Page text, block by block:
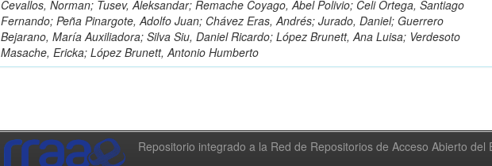
Cevallos, Norman; Tusev, Aleksandar; Remache Coyago, Abel Polivio; Celi Ortega, Santiago
Fernando; Peña Pinargote, Adolfo Juan; Chávez Eras, Andrés; Jurado, Daniel; Guerrero
Bejarano, María Auxiliadora; Silva Siu, Daniel Ricardo; López Brunett, Ana Luisa; Verdesoto
Masache, Ericka; López Brunett, Antonio Humberto
Repositorio integrado a la Red de Repositorios de Acceso Abierto del